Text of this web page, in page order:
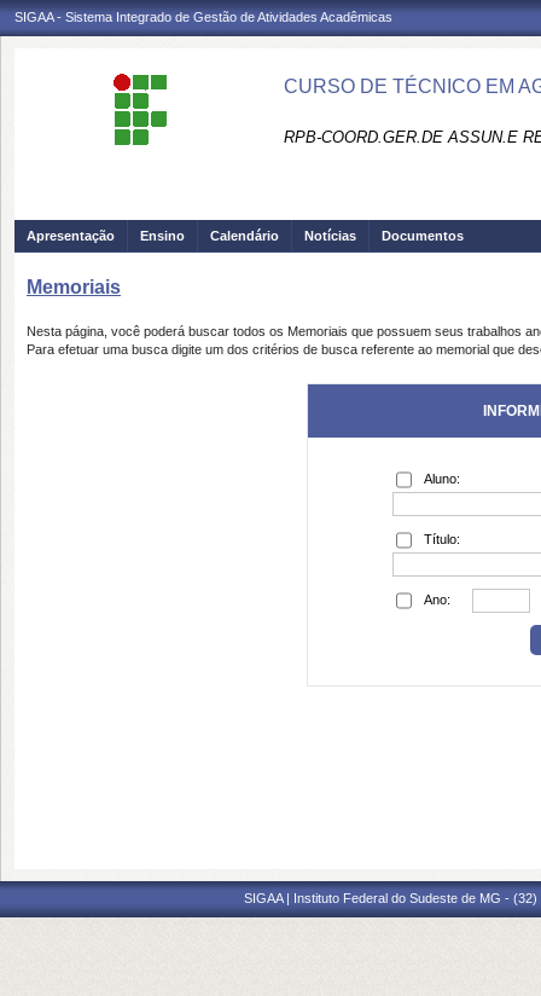
SIGAA - Sistema Integrado de Gestão de Atividades Acadêmicas
CURSO DE TÉCNICO EM
RPB-COORD.GER.DE ASSUN.E
Apresentação Ensino Calendário Notícias Documentos
Memoriais
Nesta página, você poderá buscar todos os Memoriais que possuem seus trabalhos
Para efetuar uma busca digite um dos critérios de busca referente ao memorial que
Aluno:
Título:
Ano:
SIGAA | Instituto Federal do Sudeste de MG -